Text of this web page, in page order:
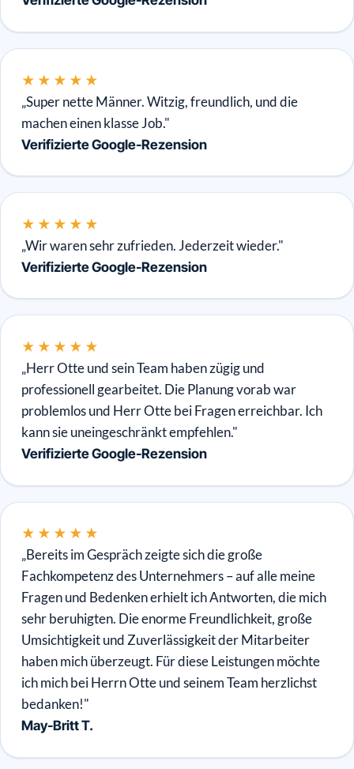
★★★★★
„Super nette Männer. Witzig, freundlich, und die
machen einen klasse Job."
Verifizierte Google-Rezension
★★★★★
„Wir waren sehr zufrieden. Jederzeit wieder."
Verifizierte Google-Rezension
★★★★★
„Herr Otte und sein Team haben zügig und
professionell gearbeitet. Die Planung vorab war
problemlos und Herr Otte bei Fragen erreichbar. Ich
kann sie uneingeschränkt empfehlen."
Verifizierte Google-Rezension
★★★★★
„Bereits im Gespräch zeigte sich die große
Fachkompetenz des Unternehmers – auf alle meine
Fragen und Bedenken erhielt ich Antworten, die mich
sehr beruhigten. Die enorme Freundlichkeit, große
Umsichtigkeit und Zuverlässigkeit der Mitarbeiter
haben mich überzeugt. Für diese Leistungen möchte
ich mich bei Herrn Otte und seinem Team herzlichst
bedanken!"
May-Britt T.